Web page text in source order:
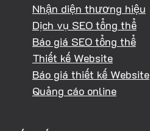
Nhận diện thương hiệu
Dịch vụ SEO tổng thể
Báo giá SEO tổng thể
Thiết kế Website
Báo giá thiết kế Website
Quảng cáo online